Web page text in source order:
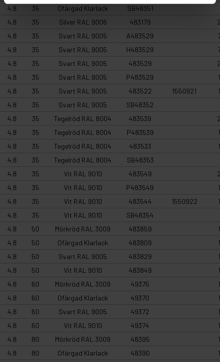
4.8
35 Ofärgad Klarlack SB48351
4.8
35 Silver RAL 9006 483179
4.8
35 Svart RAL 9005 A483529
4.8
35 Svart RAL 9005 H483529
4.8
35 Svart RAL 9005 483529
4.8
35 Svart RAL 9005 P483529
4.8
35 Svart RAL 9005 483522 1550921
4.8
35 Svart RAL 9005 SB48352
4.8
35 Tegelröd RAL 8004 483539
4.8
35 Tegelröd RAL 8004 P483539
4.8
35 Tegelröd RAL 8004 483533
4.8
35 Tegelröd RAL 8004 SB48353
4.8
35 Vit RAL 9010 483549
4.8
35 Vit RAL 9010 P483549
4.8
35 Vit RAL 9010 483544 1550922
4.8
35 Vit RAL 9010 SB48354
4.8
50 Mörkröd RAL 3009 483859
4.8
50 Ofärgad Klarlack 483809
4.8
50 Svart RAL 9005 483829
4.8
50 Vit RAL 9010 483849
4.8
60 Mörkröd RAL 3009 49375
4.8
60 Ofärgad Klarlack 49370
4.8
60 Svart RAL 9005 49372
4.8
60 Vit RAL 9010 49374
4.8
80 Mörkröd RAL 3009 48395
4.8
80 Ofärgad Klarlack 48390